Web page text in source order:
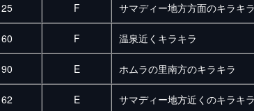
25 F サマディー地方方面のキラキラ
60 F 温泉近くキラキラ
90 E ホムラの里南方のキラキラ
62 E サマディー地方近くのキラキラ